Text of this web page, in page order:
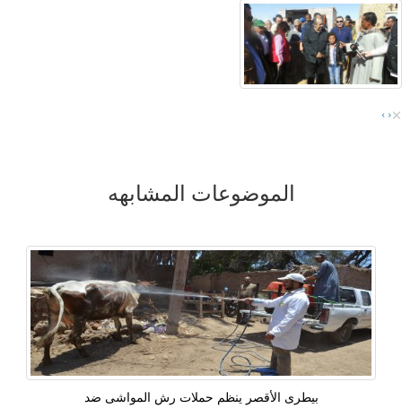
‹
› ×
الموضوعات المشابهه
بيطرى الأقصر ينظم حملات رش المواشى ضد